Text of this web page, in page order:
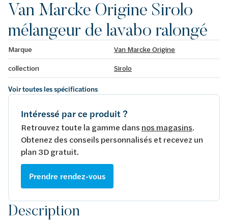
Van Marcke Origine Sirolo
mélangeur de lavabo ralongé
Marque
Van Marcke Origine
collection
Sirolo
Voir toutes les spécifications
Intéressé par ce produit ?
Retrouvez toute la gamme dans nos magasins.
Obtenez des conseils personnalisés et recevez un
plan 3D gratuit.
Prendre rendez-vous
Description